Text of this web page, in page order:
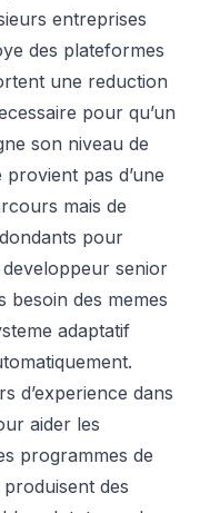
entreprises
des plateformes
une reduction
pour qu’un
son niveau de
pas d’une
mais de
pour
senior
besoin des memes
adaptatif
d’experience dans
aider les
programmes de
des